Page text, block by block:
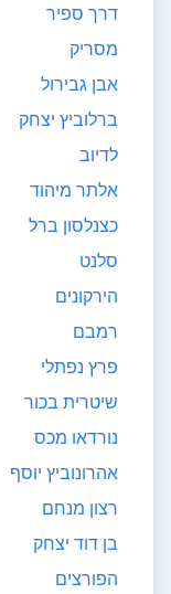
דרך ספיר
מסריק
אבן גבירול
ברלוביץ יצחק
לדיוב
אלתר מיהוד
כצנלסון ברל
סלנט
הירקונים
רמבם
פרץ נפתלי
שיטרית בכור
נורדאו מכס
אהרונוביץ יוסף
רצון מנחם
בן דוד יצחק
הפורצים